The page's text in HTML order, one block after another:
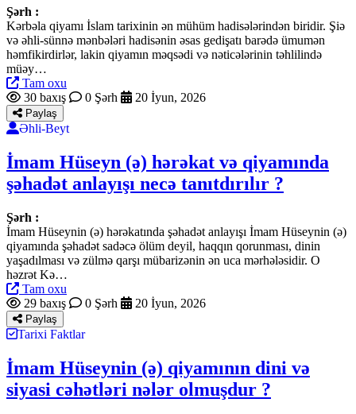
Şərh :
Kərbəla qiyamı İslam tarixinin ən mühüm hadisələrindən biridir. Şiə
və əhli-sünnə mənbələri hadisənin əsas gedişatı barədə ümumən
həmfikirdirlər, lakin qiyamın məqsədi və nəticələrinin təhlilində
müəy…
Tam oxu
30 baxış
0 Şərh 20 İyun, 2026
Paylaş
Əhli-Beyt
İmam Hüseyn (ə) hərəkat və qiyamında
şəhadət anlayışı necə tanıtdırılır ?
Şərh :
İmam Hüseynin (ə) hərəkatında şəhadət anlayışı İmam Hüseynin (ə)
qiyamında şəhadət sadəcə ölüm deyil, haqqın qorunması, dinin
yaşadılması və zülmə qarşı mübarizənin ən uca mərhələsidir. O
həzrət Kə…
Tam oxu
29 baxış
0 Şərh 20 İyun, 2026
Paylaş
Tarixi Faktlar
İmam Hüseynin (ə) qiyamının dini və
siyasi cəhətləri nələr olmuşdur ?